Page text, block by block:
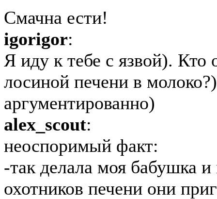
Смачна ести!
igorigor:
Я иду к тебе с язвой). Кто
лосиной печени в
аргументированно)
alex_scout:
неоспоримый факт:
-так делала моя бабушка
охотников печени они